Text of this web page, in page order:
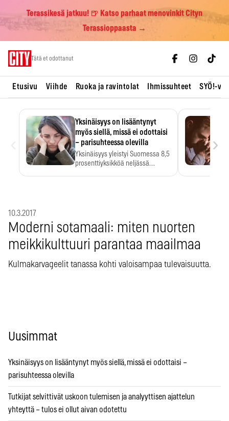
Terassikesä jatkuu! 🍺 Katso parhaat menovinkit Cityn
Terassioppaasta →
Tätä et odottanut
Etusivu Viihde Ruoka ja ravintolat Ihmissuhteet SYÖ!-
Yksinäisyys on lisääntynyt
myös siellä, missä ei odottaisi
– parisuhteessa olevilla
Yksinäisyys yleistyi Suomessa 8,5
prosenttiyksikköä neljässä
›
10.3.2017
Moderni sotamaali: miten nuorten
meikkikulttuuri parantaa maailmaa
Kulmakarvageelit tanassa kohti valoisampaa tulevaisuutta.
Uusimmat
Yksinäisyys on lisääntynyt myös siellä, missä ei odottaisi –
parisuhteessa olevilla
Tutkijat selvittivät uskoon tulemisen ja analyyttisen ajattelun
yhteyttä – tulos ei ollut aivan odotettu